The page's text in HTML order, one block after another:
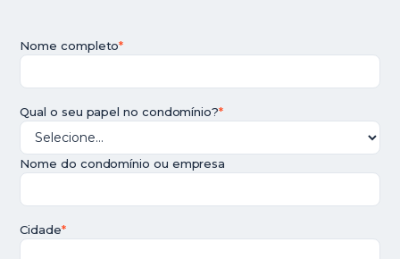
Nome completo*
Qual o seu papel no condomínio?*
Nome do condomínio ou empresa
Cidade*